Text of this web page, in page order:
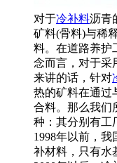
对于冷补料沥青
矿料(骨料)与稀
料。在道路养护
念而言，对于采
来讲的话，针对
热的矿料在通过
合料。那么我们
种：其分别有工
1998年以前，
补材料，只有水